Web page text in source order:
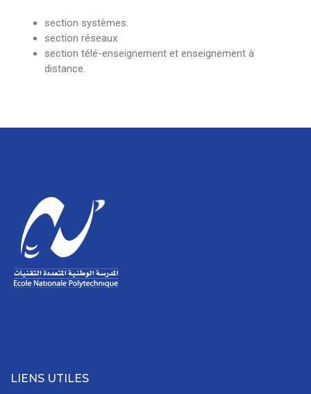
section systèmes.
section réseaux.
section télé-enseignement et enseignement à
distance.
LIENS UTILES